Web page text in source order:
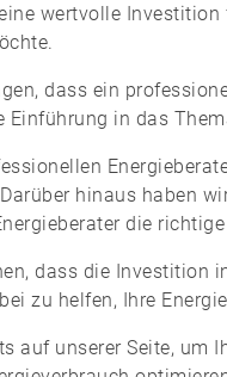
wertvolle
dass ein
Einführung in das
hinaus haben
die
dass die Investition
zu helfen, Ihre
auf unserer Seite,